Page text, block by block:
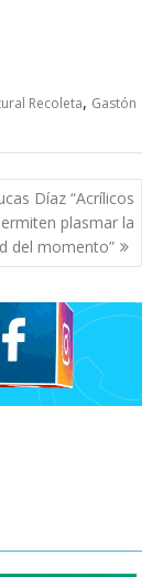
Recoleta, Gastón
Díaz “Acrílicos
plasmar la
del momento”